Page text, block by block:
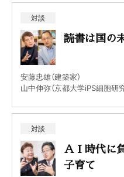
対談
読書は国の
安藤忠雄（建築家）
山中伸弥（京都大学iPS細胞研
対談
ＡＩ時代に
子育て